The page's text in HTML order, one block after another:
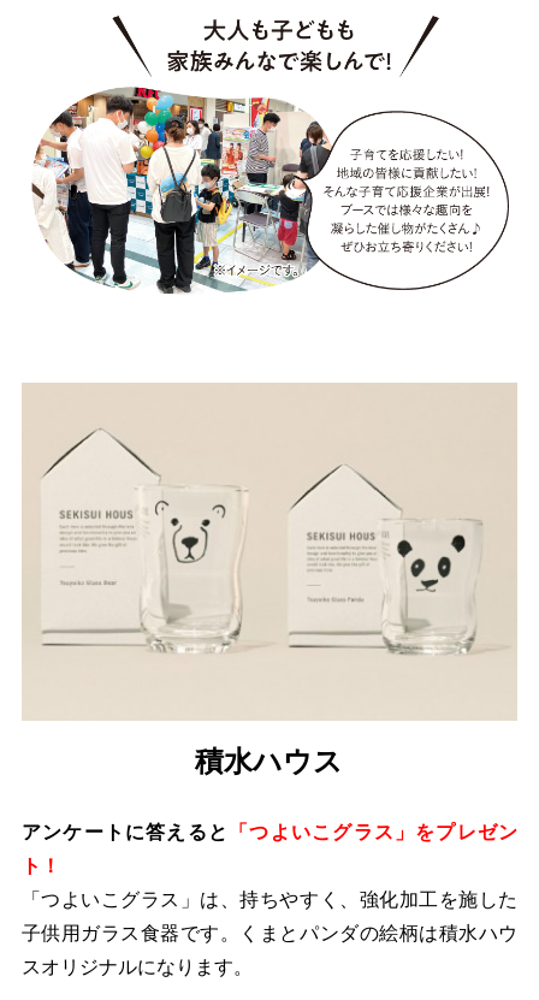
積水ハウス
アンケートに答えると
「つよいこグラス」をプレゼン
ト！
「つよいこグラス」は、持ちやすく、強化加工を施した
子供用ガラス食器です。くまとパンダの絵柄は積水ハウ
スオリジナルになります。